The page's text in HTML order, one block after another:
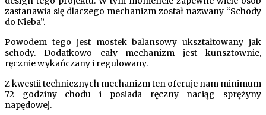
zastanawia się dlaczego mechanizm został nazwany “Schody
do Nieba”.
Powodem tego jest mostek balansowy ukształtowany jak
schody. Dodatkowo cały mechanizm jest kunsztownie,
ręcznie wykańczany i regulowany.
Z kwestii technicznych mechanizm ten oferuje nam minimum
72 godziny chodu i posiada ręczny naciąg sprężyny
napędowej.